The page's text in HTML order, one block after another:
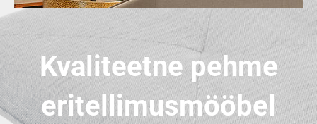
Kvaliteetne pehme
eritellimusmööbel